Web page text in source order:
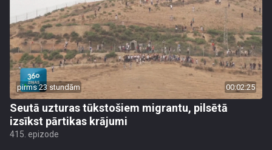
pirms 23 stundām 00:02:25
Seutā uzturas tūkstošiem migrantu, pilsētā
izsīkst pārtikas krājumi
415. epizode